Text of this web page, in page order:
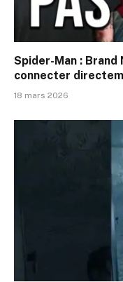
Spider-Man : Brand
connecter
18 mars 2026